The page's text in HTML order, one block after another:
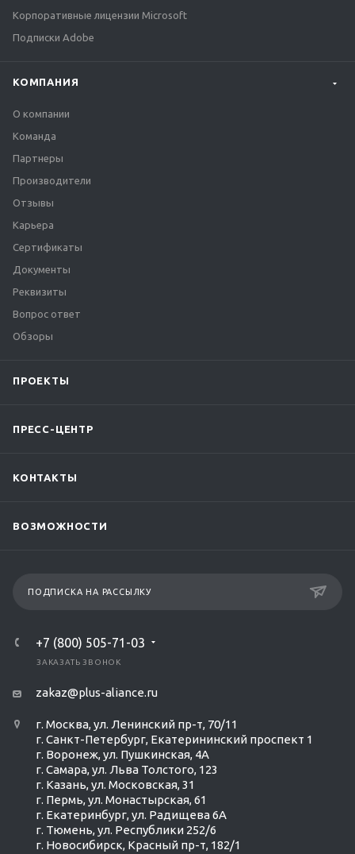
Корпоративные лицензии Microsoft
Подписки Adobe
КОМПАНИЯ
О компании
Команда
Партнеры
Производители
Отзывы
Карьера
Сертификаты
Документы
Реквизиты
Вопрос ответ
Обзоры
ПРОЕКТЫ
ПРЕСС-ЦЕНТР
КОНТАКТЫ
ВОЗМОЖНОСТИ
ПОДПИСКА НА РАССЫЛКУ
+7 (800) 505-71-03
ЗАКАЗАТЬ ЗВОНОК
zakaz@plus-aliance.ru
г. Москва, ул. Ленинский пр-т, 70/11
г. Санкт-Петербург, Екатерининский проспект 1
г. Воронеж, ул. Пушкинская, 4А
г. Самара, ул. Льва Толстого, 123
г. Казань, ул. Московская, 31
г. Пермь, ул. Монастырская, 61
г. Екатеринбург, ул. Радищева 6А
г. Тюмень, ул. Республики 252/6
г. Новосибирск, Красный пр-т, 182/1